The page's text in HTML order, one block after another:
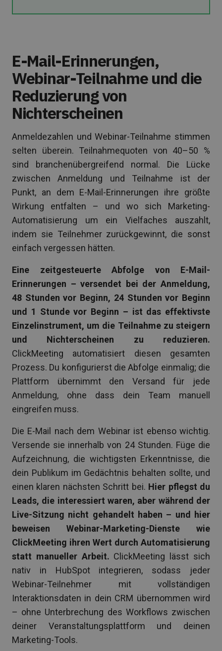
E-Mail-Erinnerungen,
Webinar-Teilnahme und die
Reduzierung von
Nichterscheinen
Anmeldezahlen und Webinar-Teilnahme stimmen
selten überein. Teilnahmequoten von 40–50 %
sind branchenübergreifend normal. Die Lücke
zwischen Anmeldung und Teilnahme ist der
Punkt, an dem E-Mail-Erinnerungen ihre größte
Wirkung entfalten – und wo sich Marketing-
Automatisierung um ein Vielfaches auszahlt,
indem sie Teilnehmer zurückgewinnt, die sonst
einfach vergessen hätten.
Eine zeitgesteuerte Abfolge von E-Mail-
Erinnerungen – versendet bei der Anmeldung,
48 Stunden vor Beginn, 24 Stunden vor Beginn
und 1 Stunde vor Beginn – ist das effektivste
Einzelinstrument, um die Teilnahme zu steigern
und Nichterscheinen zu reduzieren.
ClickMeeting automatisiert diesen gesamten
Prozess. Du konfigurierst die Abfolge einmalig; die
Plattform übernimmt den Versand für jede
Anmeldung, ohne dass dein Team manuell
eingreifen muss.
Die E-Mail nach dem Webinar ist ebenso wichtig.
Versende sie innerhalb von 24 Stunden. Füge die
Aufzeichnung, die wichtigsten Erkenntnisse, die
dein Publikum im Gedächtnis behalten sollte, und
einen klaren nächsten Schritt bei. Hier pflegst du
Leads, die interessiert waren, aber während der
Live-Sitzung nicht gehandelt haben – und hier
beweisen Webinar-Marketing-Dienste wie
ClickMeeting ihren Wert durch Automatisierung
statt manueller Arbeit. ClickMeeting lässt sich
nativ in HubSpot integrieren, sodass jeder
Webinar-Teilnehmer mit vollständigen
Interaktionsdaten in dein CRM übernommen wird
– ohne Unterbrechung des Workflows zwischen
deiner Veranstaltungsplattform und deinen
Marketing-Tools.